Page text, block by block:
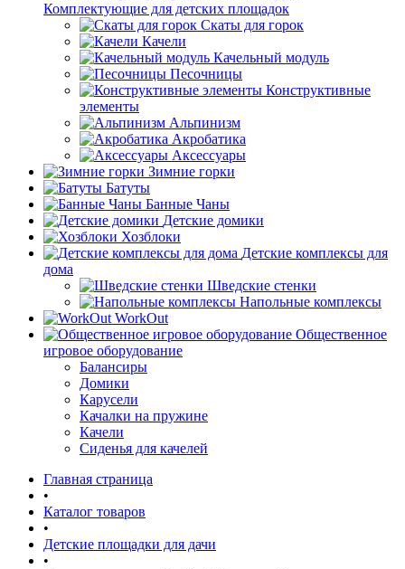
Комплектующие для детских площадок
Скаты для горок
Качели
Качельный модуль
Песочницы
Конструктивные
элементы
Альпинизм
Акробатика
Аксессуары
Зимние горки
Батуты
Банные Чаны
Детские домики
Хозблоки
Детские комплексы для
дома
Шведские стенки
Напольные комплексы
WorkOut
Общественное
игровое оборудование
Балансиры
Домики
Карусели
Качалки на пружине
Качели
Сиденья для качелей
Главная страница
•
Каталог товаров
•
Детские площадки для дачи
•